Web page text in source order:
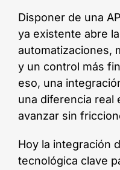
Disponer de una
ya existente abre
automatizaciones,
y un control más
eso, una
una diferencia real
avanzar sin
Hoy la integración
tecnológica clave